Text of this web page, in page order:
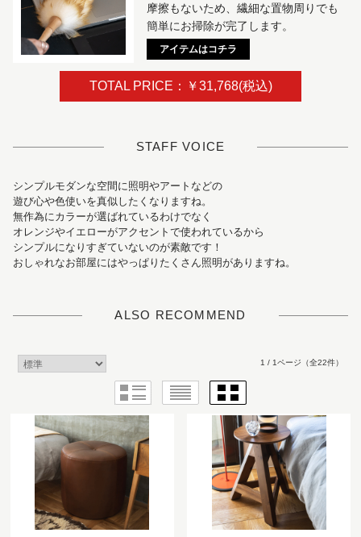
摩擦もないため、繊細な置物周りでも
簡単にお掃除が完了します。
アイテムはコチラ
TOTAL PRICE：￥31,768(税込)
STAFF VOICE
シンプルモダンな空間に照明やアートなどの
遊び心や色使いを真似したくなりますね。
無作為にカラーが選ばれているわけでなく
オレンジやイエローがアクセントで使われているから
シンプルになりすぎていないのが素敵です！
おしゃれなお部屋にはやっぱりたくさん照明がありますね。
ALSO RECOMMEND
1 / 1ページ （全22件）